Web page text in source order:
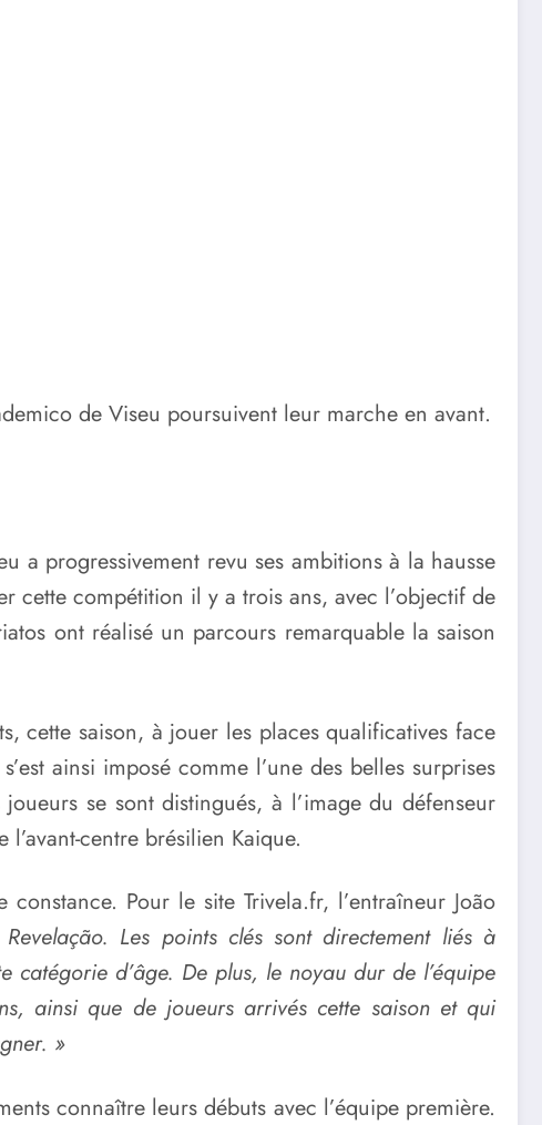
de Viseu poursuivent leur marche en avant.
a progressivement revu ses ambitions à la hausse
cette compétition il y a trois ans, avec l’objectif de
ont réalisé un parcours remarquable la saison
cette saison, à jouer les places qualificatives face
ainsi imposé comme l’une des belles surprises
se sont distingués, à l’image du défenseur
centre brésilien Kaique.
Pour le site Trivela.fr, l’entraîneur João
Les points clés sont directement liés à
catégorie d’âge. De plus, le noyau dur de l’équipe
ainsi que de joueurs arrivés cette saison et qui
»
connaître leurs débuts avec l’équipe première.